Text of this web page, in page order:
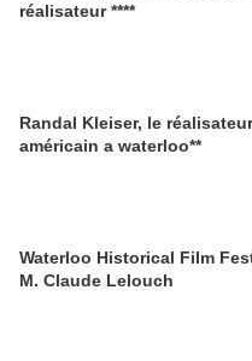
réalisateur ****
Randal Kleiser, le réalisateur
américain a waterloo**
Waterloo Historical Film
M. Claude Lelouch